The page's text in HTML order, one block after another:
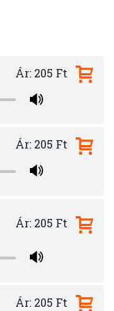
Ár: 205 Ft
Ár: 205 Ft
Ár: 205 Ft
Ár: 205 Ft